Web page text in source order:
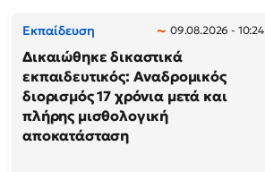
Εκπαίδευση 09.08.2026 - 10:24
Δικαιώθηκε δικαστικά
εκπαιδευτικός: Αναδρομικός
διορισμός 17 χρόνια μετά και
πλήρης μισθολογική
αποκατάσταση